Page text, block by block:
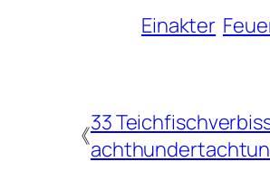
Einakter
《33